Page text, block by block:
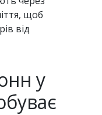
щоб
від
у